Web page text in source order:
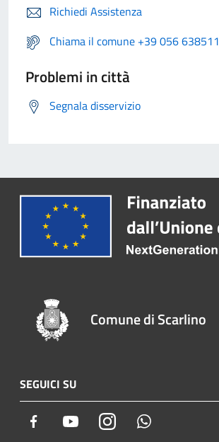
Richiedi Assistenza
Chiama il comune +39 056 638511
Problemi in città
Segnala disservizio
Comune di Scarlino
SEGUICI SU
Facebook YoutubeInstagram